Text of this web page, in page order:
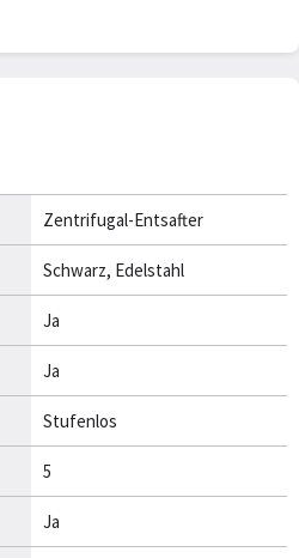
Zentrifugal-Entsafter
Schwarz, Edelstahl
Ja
Ja
Stufenlos
5
Ja